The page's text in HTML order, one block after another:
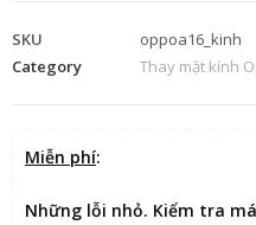
SKU
oppoa16_kinh
Category
Thay mặt kính
Miễn phí:
Những lỗi nhỏ. Kiểm tra